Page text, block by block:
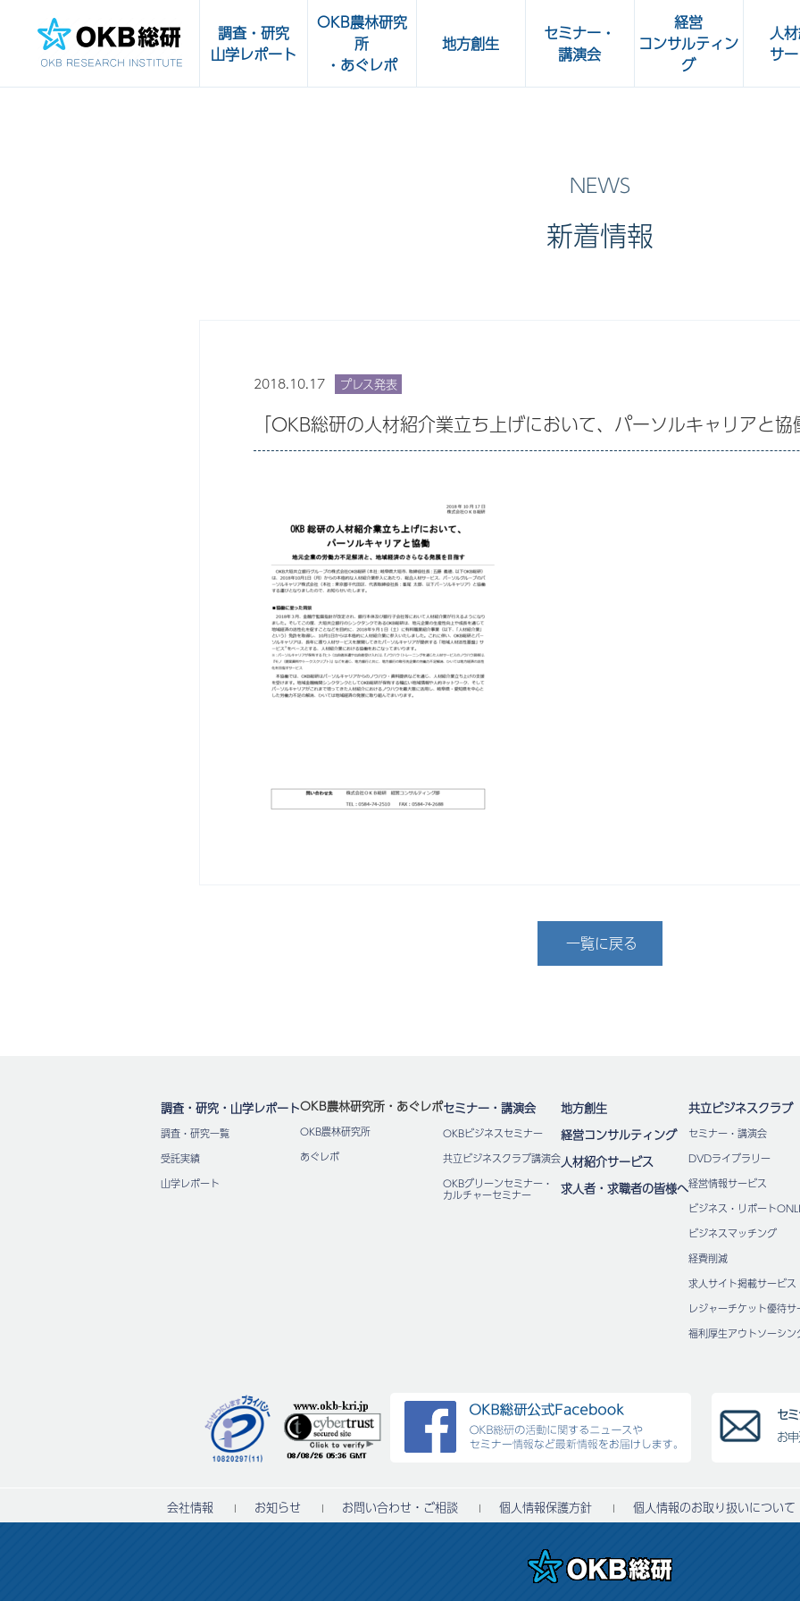
調査・研究
山学レポート
OKB農林研究
所
・あぐレポ
地方創生
セミナー・
講演会
共立ビジネスクラブ講演会
OKBグリーンセミナー・
OKBカルチャーセミナー
経営
コンサルティン
グ
人
サ
新着情報
2018.10.17 プレス発表
「OKB総研の人材紹介業立ち上げにおいて、パーソルキャリアと協
一覧に戻る
調査・研究・山学レポート
調査・研究一覧
受託実績
山学レポート
OKB農林研究所・あぐレポ
OKB農林研究所
あぐレポ
セミナー・講演会
OKBビジネスセミナー
共立ビジネスクラブ講演会
OKBグリーンセミナー・
カルチャーセミナー
地方創生
経営コンサルティング
人材紹介サービス
求人者・求職者の皆様へ
共立ビジネスクラブ
セミナー・講演会
DVDライブラリー
経営情報サービス
ビジネス・リポート
ビジネスマッチング
経費削減
求人サイト掲載サービス
レジャーチケット優待サ
福利厚⽣アウトソーシン
セ
お
会社情報 お知らせ お問い合わせ・ご相談 個人情報保護方針 個人情報のお取り扱いについて